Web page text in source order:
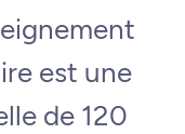
est une
de 120